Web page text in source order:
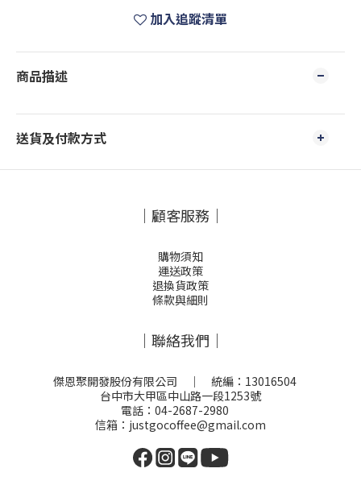
加入追蹤清單
商品描述
送貨及付款方式
｜顧客服務｜
購物須知
運送政策
退換貨政策
條款與細則
｜聯絡我們｜
傑恩聚開發股份有限公司 ｜ 統編：13016504
台中市大甲區中山路一段1253號
電話：04-2687-2980
信箱：justgocoffee@gmail.com